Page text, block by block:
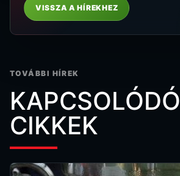
VISSZA A HÍREKHEZ
TOVÁBBI HÍREK
KAPCSOLÓDÓ
CIKKEK